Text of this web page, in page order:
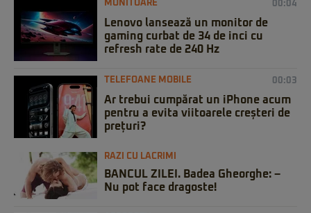
MONITOARE 00:04
Lenovo lansează un monitor de
gaming curbat de 34 de inci cu
refresh rate de 240 Hz
TELEFOANE MOBILE 00:03
Ar trebui cumpărat un iPhone acum
pentru a evita viitoarele creșteri de
prețuri?
RAZI CU LACRIMI
BANCUL ZILEI. Badea Gheorghe: –
Nu pot face dragoste!